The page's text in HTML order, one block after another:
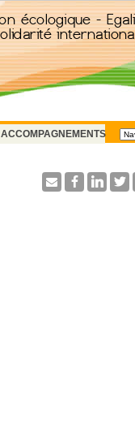
ACCOMPAGNEMENTS